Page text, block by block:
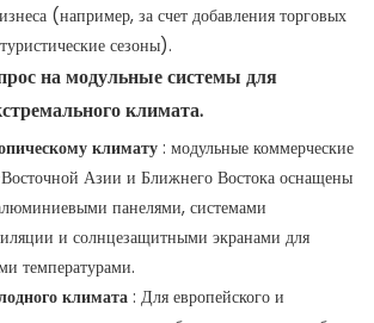
(например, за счет добавления торговых
сезоны).
на модульные системы для
климата.
климату: модульные коммерческие
Азии и Ближнего Востока оснащены
панелями, системами
и солнцезащитными экранами для
температурами.
климата: Для европейского и